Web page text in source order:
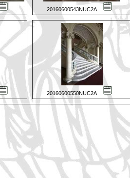
20160600543NUC2A
20160600550NUC2A